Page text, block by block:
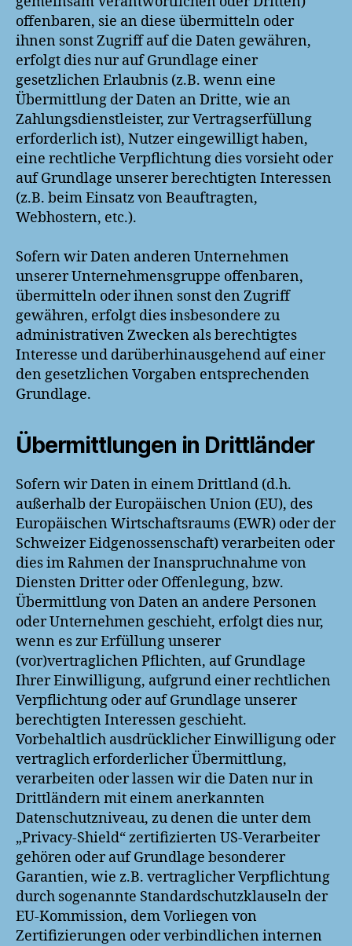
offenbaren, sie an diese übermitteln oder
ihnen sonst Zugriff auf die Daten gewähren,
erfolgt dies nur auf Grundlage einer
gesetzlichen Erlaubnis (z.B. wenn eine
Übermittlung der Daten an Dritte, wie an
Zahlungsdienstleister, zur Vertragserfüllung
erforderlich ist), Nutzer eingewilligt haben,
eine rechtliche Verpflichtung dies vorsieht oder
auf Grundlage unserer berechtigten Interessen
(z.B. beim Einsatz von Beauftragten,
Webhostern, etc.).
Sofern wir Daten anderen Unternehmen
unserer Unternehmensgruppe offenbaren,
übermitteln oder ihnen sonst den Zugriff
gewähren, erfolgt dies insbesondere zu
administrativen Zwecken als berechtigtes
Interesse und darüberhinausgehend auf einer
den gesetzlichen Vorgaben entsprechenden
Grundlage.
Übermittlungen in Drittländer
Sofern wir Daten in einem Drittland (d.h.
außerhalb der Europäischen Union (EU), des
Europäischen Wirtschaftsraums (EWR) oder der
Schweizer Eidgenossenschaft) verarbeiten oder
dies im Rahmen der Inanspruchnahme von
Diensten Dritter oder Offenlegung, bzw.
Übermittlung von Daten an andere Personen
oder Unternehmen geschieht, erfolgt dies nur,
wenn es zur Erfüllung unserer
(vor)vertraglichen Pflichten, auf Grundlage
Ihrer Einwilligung, aufgrund einer rechtlichen
Verpflichtung oder auf Grundlage unserer
berechtigten Interessen geschieht.
Vorbehaltlich ausdrücklicher Einwilligung oder
vertraglich erforderlicher Übermittlung,
verarbeiten oder lassen wir die Daten nur in
Drittländern mit einem anerkannten
Datenschutzniveau, zu denen die unter dem
„Privacy-Shield“ zertifizierten US-Verarbeiter
gehören oder auf Grundlage besonderer
Garantien, wie z.B. vertraglicher Verpflichtung
durch sogenannte Standardschutzklauseln der
EU-Kommission, dem Vorliegen von
Zertifizierungen oder verbindlichen internen